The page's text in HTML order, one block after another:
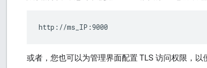
http://ms_IP:9000
或者，您也可以为管理界面配置 TLS 访问权限，以